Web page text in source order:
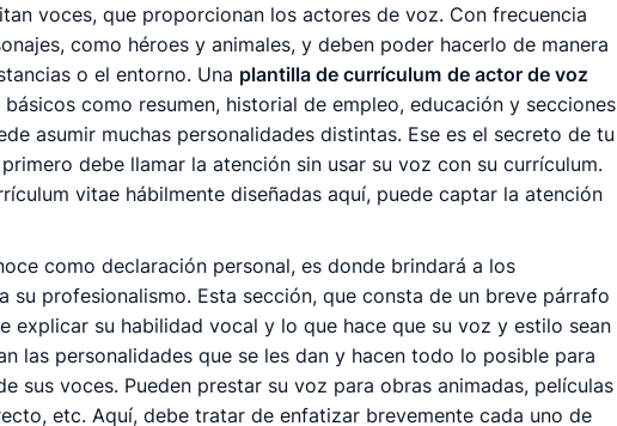
voces, que proporcionan los actores de voz. Con frecuencia
como héroes y animales, y deben poder hacerlo de manera
o el entorno. Una plantilla de currículum de actor de voz
como resumen, historial de empleo, educación y secciones
asumir muchas personalidades distintas. Ese es el secreto de tu
debe llamar la atención sin usar su voz con su currículum.
vitae hábilmente diseñadas aquí, puede captar la atención
como declaración personal, es donde brindará a los
su profesionalismo. Esta sección, que consta de un breve párrafo
explicar su habilidad vocal y lo que hace que su voz y estilo sean
las personalidades que se les dan y hacen todo lo posible para
sus voces. Pueden prestar su voz para obras animadas, películas
etc. Aquí, debe tratar de enfatizar brevemente cada uno de